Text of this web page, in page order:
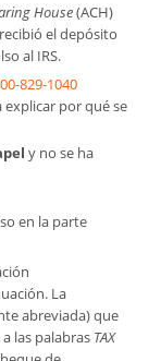
House(ACH)
el depósito
al IRS.
829-1040
explicar por qué se
y no se ha
en la parte
La
abreviada) que
las palabras TAX